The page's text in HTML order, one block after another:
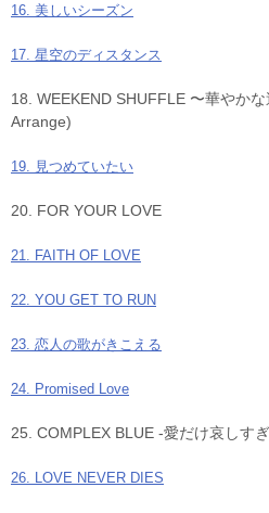
16. 美しいシーズン
17. 星空のディスタンス
18. WEEKEND SHUFFLE 〜華やか
Arrange)
19. 見つめていたい
20. FOR YOUR LOVE
21. FAITH OF LOVE
22. YOU GET TO RUN
23. 恋人の歌がきこえる
24. Promised Love
25. COMPLEX BLUE -愛だけ哀しす
26. LOVE NEVER DIES